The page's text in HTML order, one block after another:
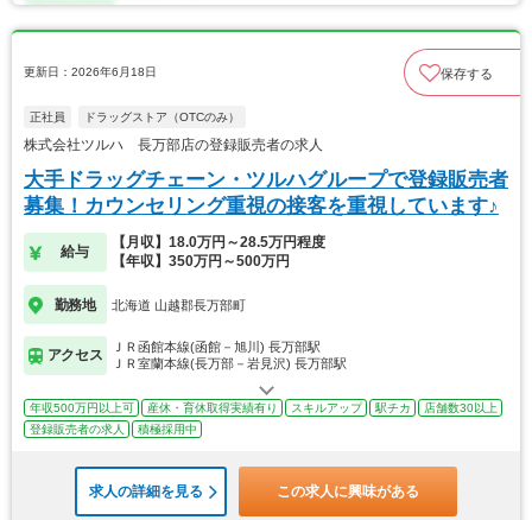
更新日：2026年6月18日 保存する
正社員 ドラッグストア（OTCのみ）
株式会社ツルハ 長万部店の登録販売者の求人
大手ドラッグチェーン・ツルハグループで登録販売者
募集！カウンセリング重視の接客を重視しています♪
給与
【月収】18.0万円～28.5万円程度
【年収】350万円～500万円
勤務地 北海道 山越郡長万部町
アクセス
ＪＲ函館本線(函館－旭川) 長万部駅
ＪＲ室蘭本線(長万部－岩見沢) 長万部駅
年収500万円以上可 産休・育休取得実績有り スキルアップ 駅チカ
店舗数30以上
登録販売者の求人
積極採用中
求人の詳細を見る この求人に興味がある